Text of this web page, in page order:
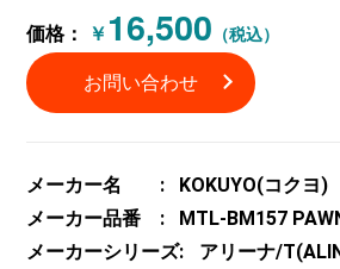
価格： ￥ 16,500 （税込）
お問い合わせ
メーカー名
KOKUYO(コクヨ)
メーカー品番
MTL-BM157
メーカーシリーズ
アリーナ/